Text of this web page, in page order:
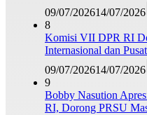
09/07/202614/07/2026
8
Komisi VII DPR RI
Internasional dan
09/07/202614/07/2026
9
Bobby Nasution
RI, Dorong PRSU